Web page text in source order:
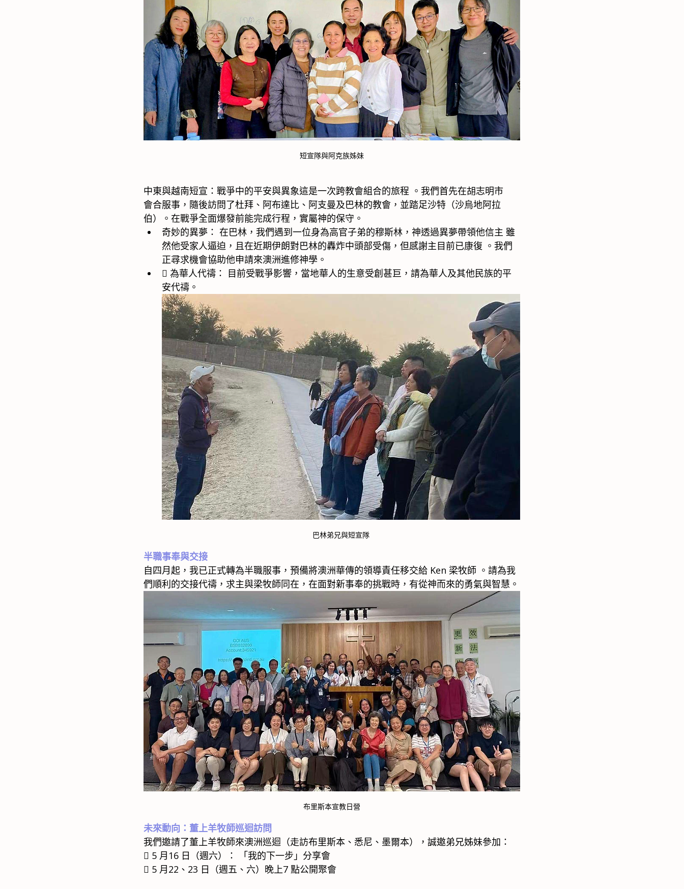
短宣隊與阿克族姊妹
中東與越南短宣：戰爭中的平安與異象這是一次跨教會組合的旅程 。我們首先在胡志明市
會合服事，隨後訪問了杜拜、阿布達比、阿支曼及巴林的教會，並踏足沙特（沙烏地阿拉
伯）。在戰爭全面爆發前能完成行程，實屬神的保守。
奇妙的異夢： 在巴林，我們遇到一位身為高官子弟的穆斯林，神透過異夢帶領他信主 雖
然他受家人逼迫，且在近期伊朗對巴林的轟炸中頭部受傷，但感謝主目前已康復 。我們
正尋求機會協助他申請來澳洲進修神學。
 為華人代禱： 目前受戰爭影響，當地華人的生意受創甚巨，請為華人及其他民族的平
安代禱。
巴林弟兄與短宣隊
半職事奉與交接
自四月起，我已正式轉為半職服事，預備將澳洲華傳的領導責任移交給 Ken 梁牧師 。請為我
們順利的交接代禱，求主與梁牧師同在，在面對新事奉的挑戰時，有從神而來的勇氣與智慧。
布里斯本宣教日營
未來動向：董上羊牧師巡迴訪問
我們邀請了董上羊牧師來澳洲巡迴（走訪布里斯本、悉尼、墨爾本），誠邀弟兄姊妹參加：
 5 月16 日（週六）： 「我的下一步」分享會
 5 月22、23 日（週五、六）晚上7 點公開聚會